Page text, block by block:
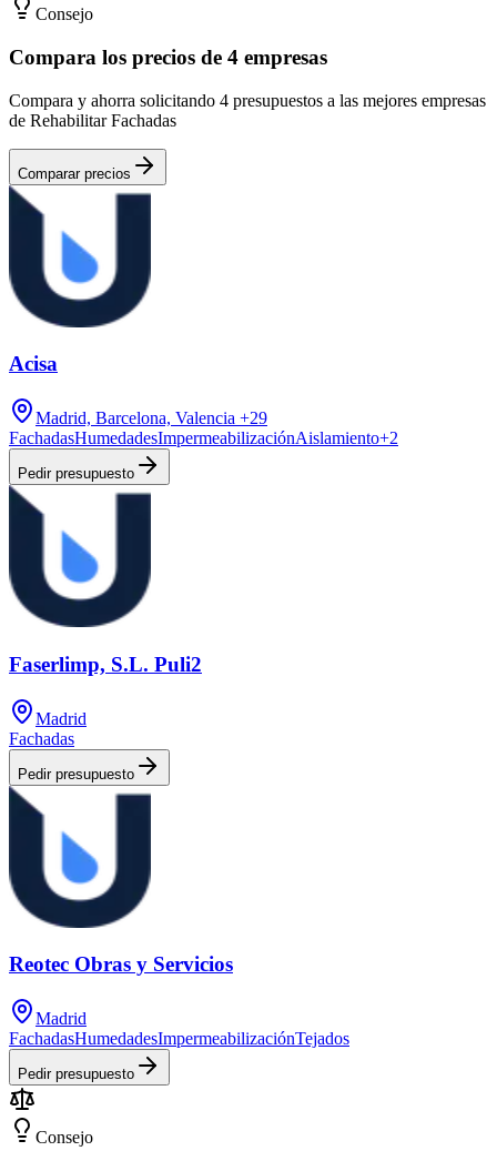
Consejo
Compara los precios de 4 empresas
Compara y ahorra solicitando 4 presupuestos a las mejores empresas
de Rehabilitar Fachadas
Comparar precios
Acisa
Madrid, Barcelona, Valencia +29
FachadasHumedadesImpermeabilizaciónAislamiento+2
Pedir presupuesto
Faserlimp, S.L. Puli2
Madrid
Fachadas
Pedir presupuesto
Reotec Obras y Servicios
Madrid
FachadasHumedadesImpermeabilizaciónTejados
Pedir presupuesto
Consejo